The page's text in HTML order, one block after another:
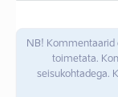
NB! Kommentaarid
toimetata.
seisukohtadega.